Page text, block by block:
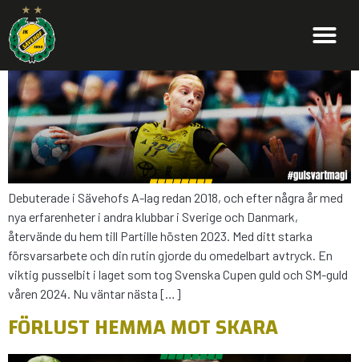
KARLSSON!
Debuterade i Sävehofs A-lag redan 2018, och efter några år med
nya erfarenheter i andra klubbar i Sverige och Danmark,
återvände du hem till Partille hösten 2023. Med ditt starka
försvarsarbete och din rutin gjorde du omedelbart avtryck. En
viktig pusselbit i laget som tog Svenska Cupen guld och SM-guld
våren 2024. Nu väntar nästa […]
FÖRLUST HEMMA MOT SKARA